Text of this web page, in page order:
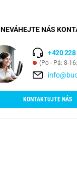
NEVÁHEJTE NÁS
+420 228
(Po - Pá: 8-
KONTAKTUJTE NÁS